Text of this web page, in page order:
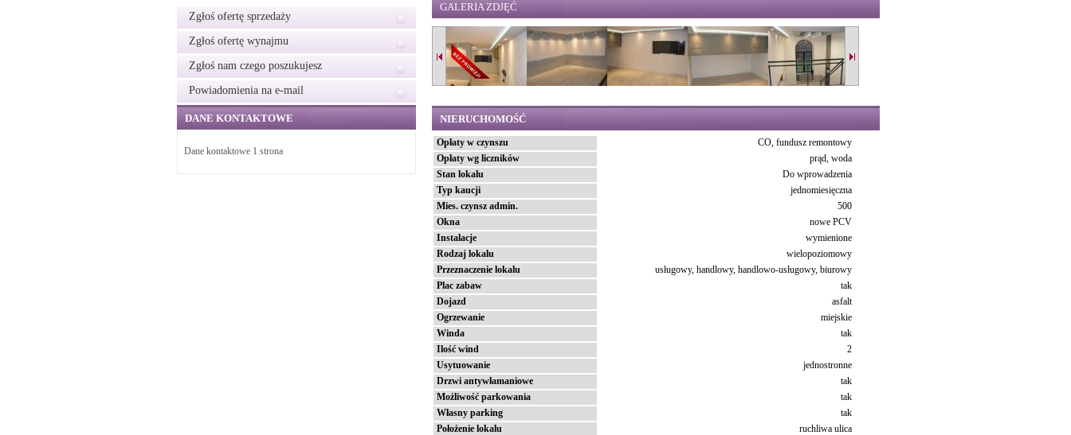
Zgłoś ofertę sprzedaży
Zgłoś ofertę wynajmu
Zgłoś nam czego poszukujesz
Powiadomienia na e-mail
DANE KONTAKTOWE
Dane kontaktowe 1 strona
GALERIA ZDJĘĆ
NIERUCHOMOŚĆ
Opłaty w czynszu
CO, fundusz remontowy
Opłaty wg liczników
prąd, woda
Stan lokalu
Do wprowadzenia
Typ kaucji
jednomiesięczna
Mies. czynsz admin.
500
Okna
nowe PCV
Instalacje
wymienione
Rodzaj lokalu
wielopoziomowy
Przeznaczenie lokalu
usługowy, handlowy, handlowo-usługowy, biurowy
Plac zabaw
tak
Dojazd
asfalt
Ogrzewanie
miejskie
Winda
tak
Ilość wind
2
Usytuowanie
jednostronne
Drzwi antywłamaniowe
tak
Możliwość parkowania
tak
Własny parking
tak
Położenie lokalu
ruchliwa ulica